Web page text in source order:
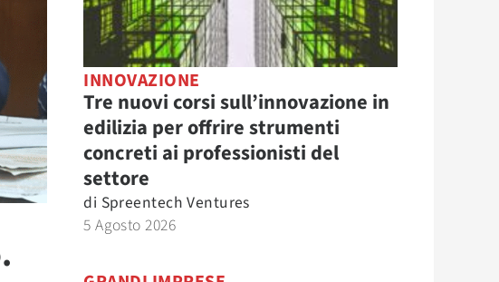
INNOVAZIONE
Tre nuovi corsi sull’innovazione in
edilizia per offrire strumenti
concreti ai professionisti del
settore
di Spreentech Ventures
5 Agosto 2026